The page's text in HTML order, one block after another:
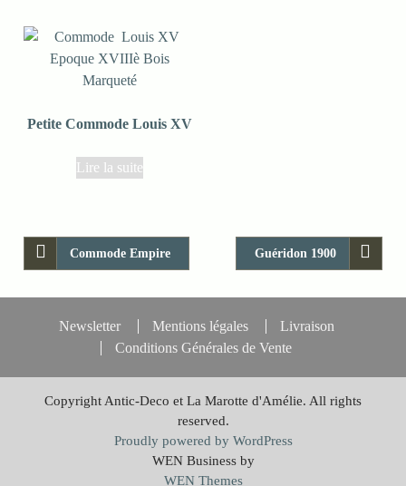
Petite Commode Louis XV
Lire la suite
Commode Empire Guéridon 1900
Newsletter Mentions légales
Livraison
Conditions Générales de Vente
Copyright Antic-Deco et La Marotte d'Amélie. All rights
reserved.
Proudly powered by WordPress
WEN Business by
WEN Themes